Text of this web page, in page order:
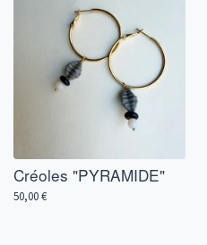
Créoles "PYRAMIDE"
50,00€